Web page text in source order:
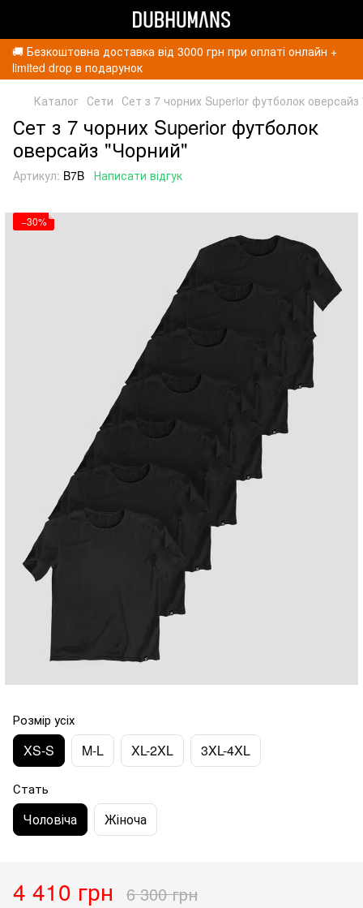
🚚 Безкоштовна доставка від 3000 грн при оплаті онлайн +
limited drop в подарунок
Каталог Сети Сет з 7 чорних Superior футболок
Сет з 7 чорних Superior футболок
оверсайз "Чорний"
Артикул: B7B Написати відгук
−30%
Розмір усіх
XS-S M-L XL-2XL 3XL-4XL
Стать
Чоловіча Жіноча
4 410 грн 6 300 грн